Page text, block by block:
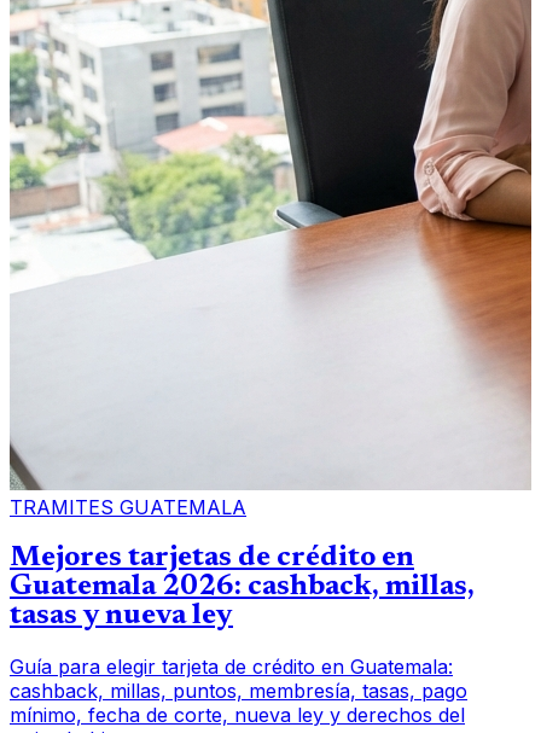
TRAMITES GUATEMALA
Mejores tarjetas de crédito en
Guatemala 2026: cashback, millas,
tasas y nueva ley
Guía para elegir tarjeta de crédito en Guatemala:
cashback, millas, puntos, membresía, tasas, pago
mínimo, fecha de corte, nueva ley y derechos del